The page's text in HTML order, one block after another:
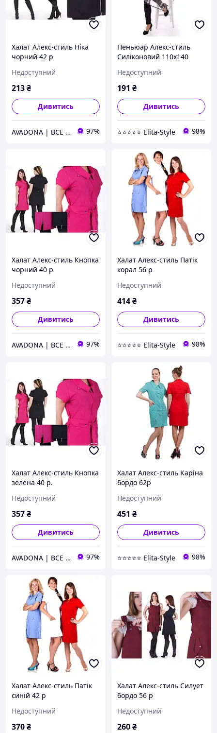
Халат Алекс-стиль Ніка
чорний 42 р
Недоступний
213₴
Дивитись
AVADONA | ВСЕ ДЛЯ КРАСИ 97%
Пеньюар Алекс-стиль
Силіконовий 110х140
Недоступний
191 ₴
Дивитись
⭐⭐⭐⭐⭐ Elita-Style 98%
Халат Алекс-стиль Кнопка
чорний 40 р
Недоступний
357₴
Дивитись
AVADONA | ВСЕ ДЛЯ КРАСИ 97%
Халат Алекс-стиль Патік
корал 56 р
Недоступний
414₴
Дивитись
⭐⭐⭐⭐⭐ Elita-Style 98%
Халат Алекс-стиль Кнопка
зелена 40 р.
Недоступний
357₴
Дивитись
AVADONA | ВСЕ ДЛЯ КРАСИ 97%
Халат Алекс-стиль Каріна
бордо 62р
Недоступний
451 ₴
Дивитись
⭐⭐⭐⭐⭐ Elita-Style 98%
Халат Алекс-стиль Патік
синій 42 р
Недоступний
370₴
Халат Алекс-стиль Силует
бордо 56 р
Недоступний
260₴